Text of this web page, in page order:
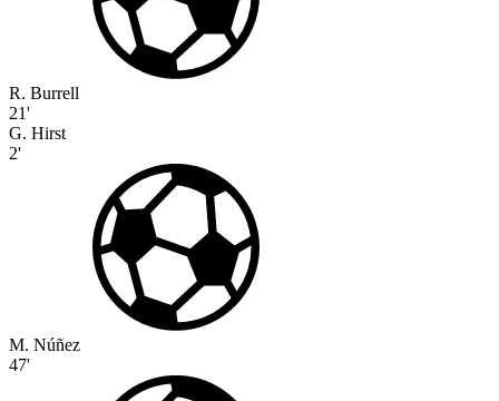
R. Burrell
21'
G. Hirst
2'
M. Núñez
47'